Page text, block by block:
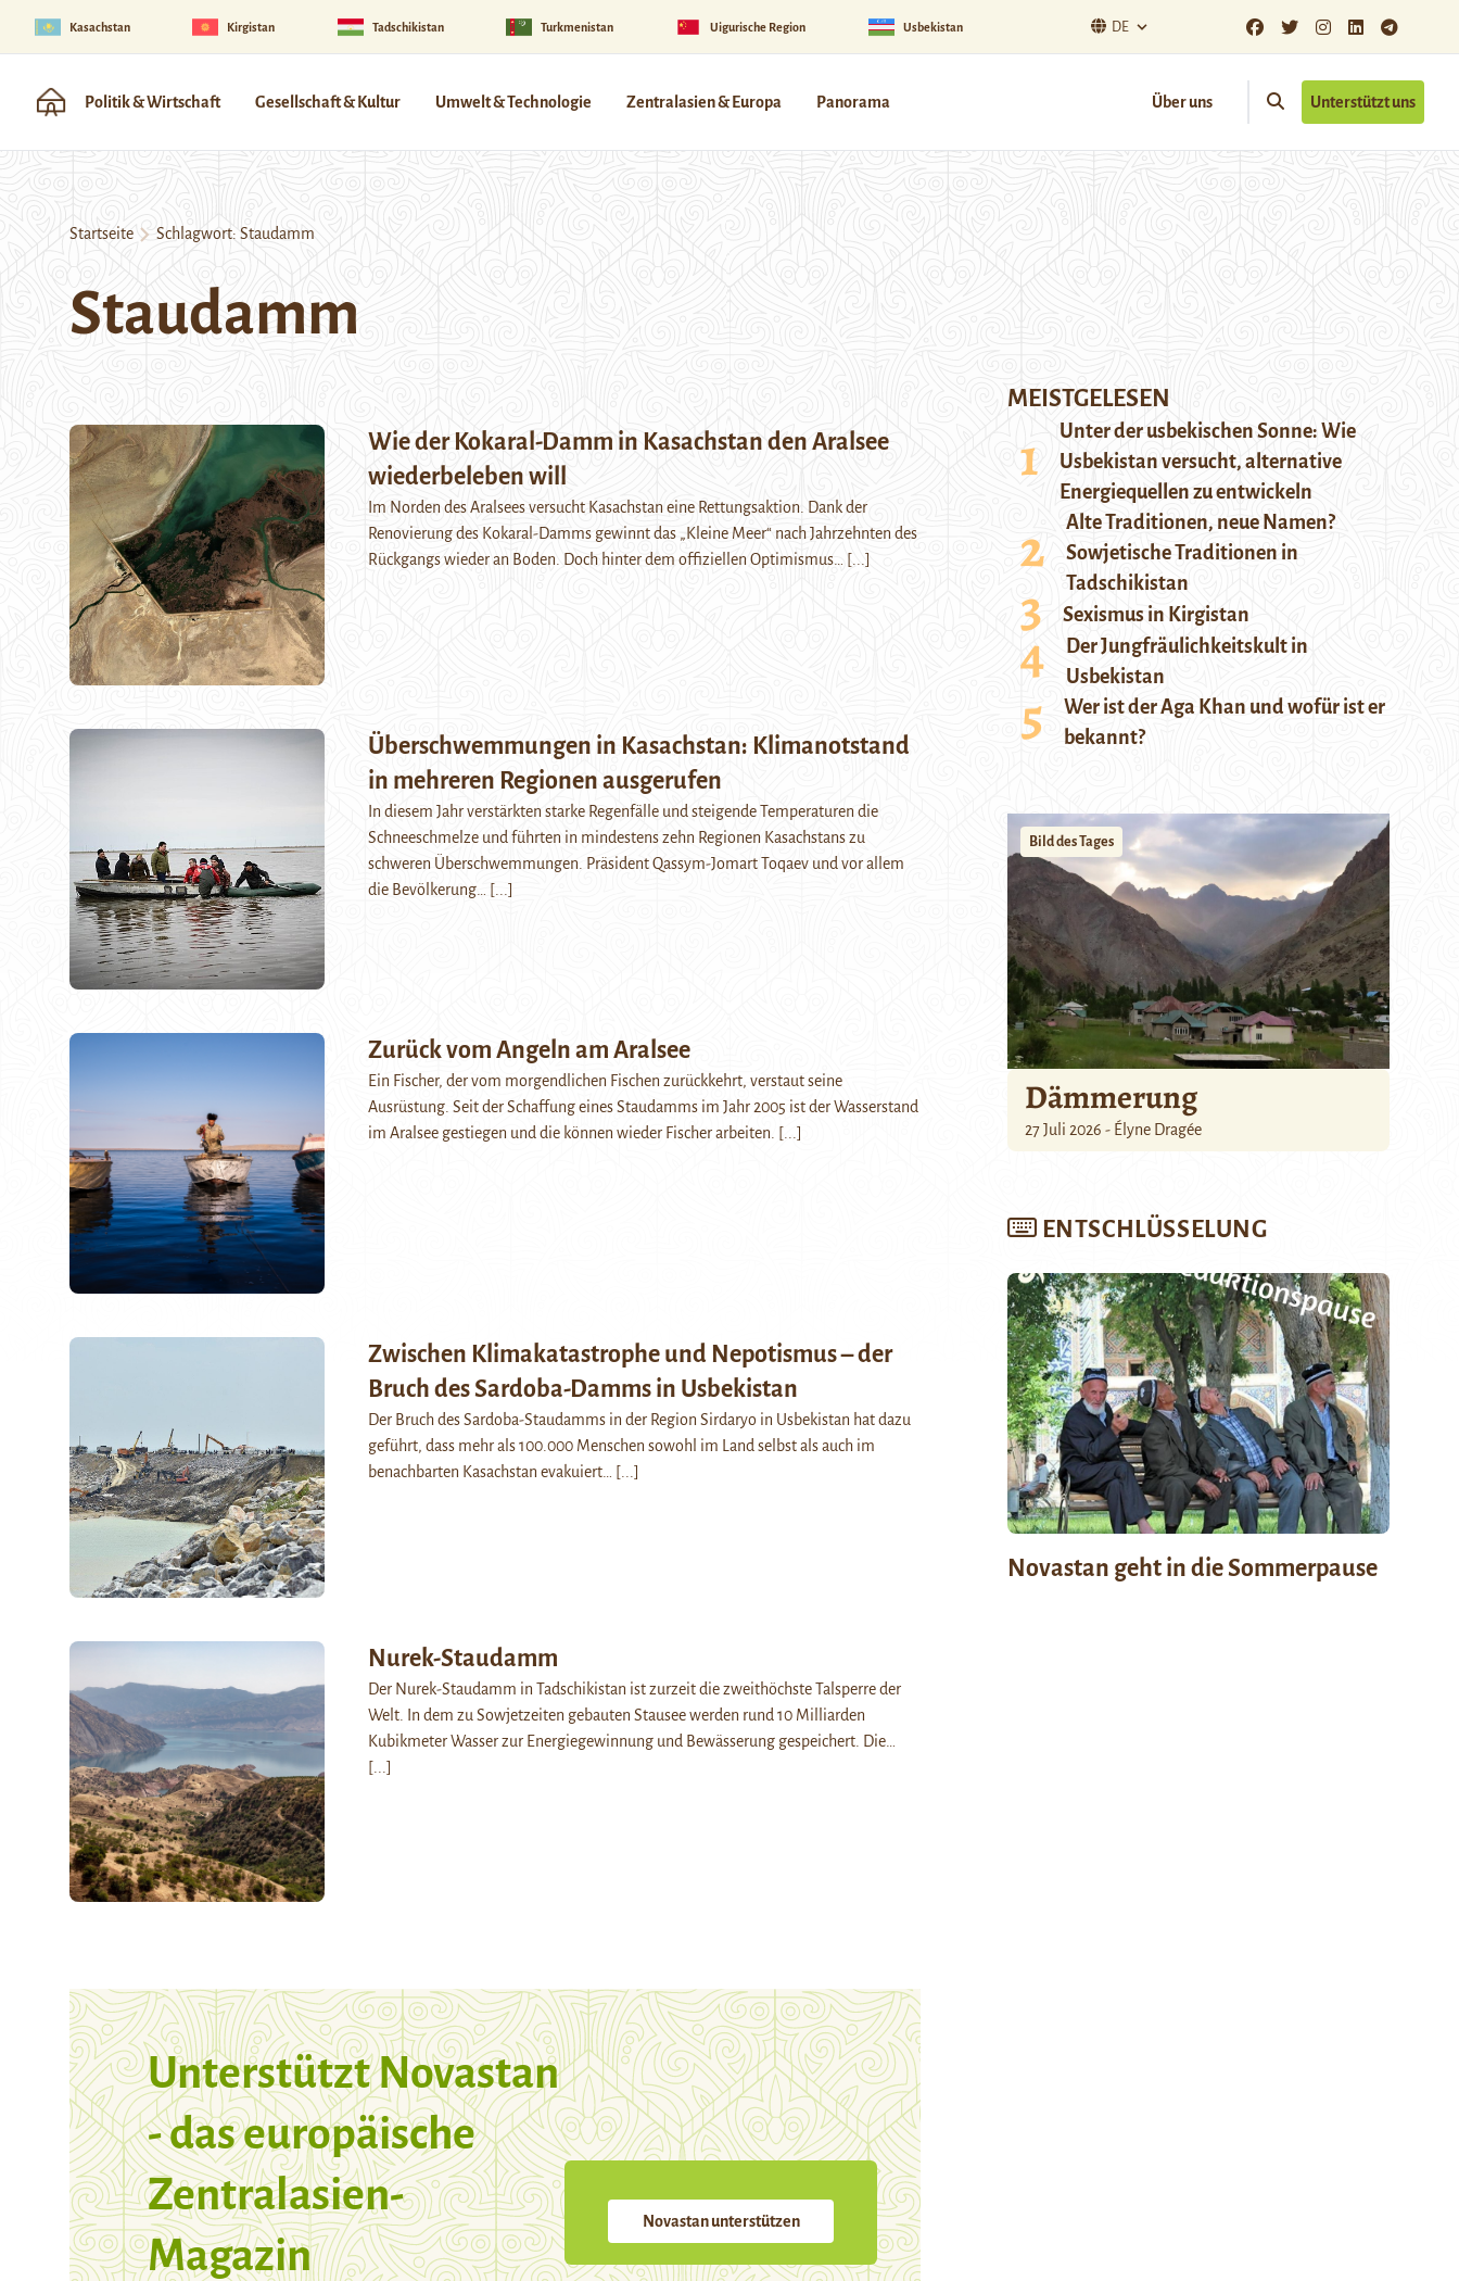
Kasachstan Kirgistan Tadschikistan Turkmenistan Uigurische Region Usbekistan DE
Politik & Wirtschaft Gesellschaft & Kultur Umwelt & Technologie Zentralasien & Europa Panorama Über uns Unterstützt uns
Startseite Schlagwort: Staudamm
Staudamm
Wie der Kokaral-Damm in Kasachstan den Aralsee
wiederbeleben will
Im Norden des Aralsees versucht Kasachstan eine Rettungsaktion. Dank der
Renovierung des Kokaral-Damms gewinnt das „Kleine Meer“ nach Jahrzehnten des
Rückgangs wieder an Boden. Doch hinter dem offiziellen Optimismus…
[...]
Überschwemmungen in Kasachstan: Klimanotstand
in mehreren Regionen ausgerufen
In diesem Jahr verstärkten starke Regenfälle und steigende Temperaturen die
Schneeschmelze und führten in mindestens zehn Regionen Kasachstans zu
schweren Überschwemmungen. Präsident Qassym-Jomart Toqaev und vor allem
die Bevölkerung…
[...]
Zurück vom Angeln am Aralsee
Ein Fischer, der vom morgendlichen Fischen zurückkehrt, verstaut seine
Ausrüstung. Seit der Schaffung eines Staudamms im Jahr 2005 ist der Wasserstand
im Aralsee gestiegen und die können wieder Fischer arbeiten.
[...]
Zwischen Klimakatastrophe und Nepotismus – der
Bruch des Sardoba-Damms in Usbekistan
Der Bruch des Sardoba-Staudamms in der Region Sirdaryo in Usbekistan hat dazu
geführt, dass mehr als 100.000 Menschen sowohl im Land selbst als auch im
benachbarten Kasachstan evakuiert…
[...]
Nurek-Staudamm
Der Nurek-Staudamm in Tadschikistan ist zurzeit die zweithöchste Talsperre der
Welt. In dem zu Sowjetzeiten gebauten Stausee werden rund 10 Milliarden
Kubikmeter Wasser zur Energiegewinnung und Bewässerung gespeichert. Die…
[...]
Unterstützt Novastan
- das europäische
Zentralasien-
Magazin
Novastan unterstützen
MEISTGELESEN
Unter der usbekischen Sonne: Wie
Usbekistan versucht, alternative
Energiequellen zu entwickeln
Alte Traditionen, neue Namen?
Sowjetische Traditionen in
Tadschikistan
Sexismus in Kirgistan
Der Jungfräulichkeitskult in
Usbekistan
Wer ist der Aga Khan und wofür ist er
bekannt?
Bild des Tages
Dämmerung
27 Juli 2026 - Élyne Dragée
ENTSCHLÜSSELUNG
Novastan geht in die Sommerpause